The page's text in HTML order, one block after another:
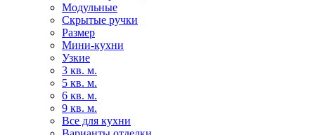
Модульные
Скрытые ручки
Размер
Мини-кухни
Узкие
3 кв. м.
5 кв. м.
6 кв. м.
9 кв. м.
Все для кухни